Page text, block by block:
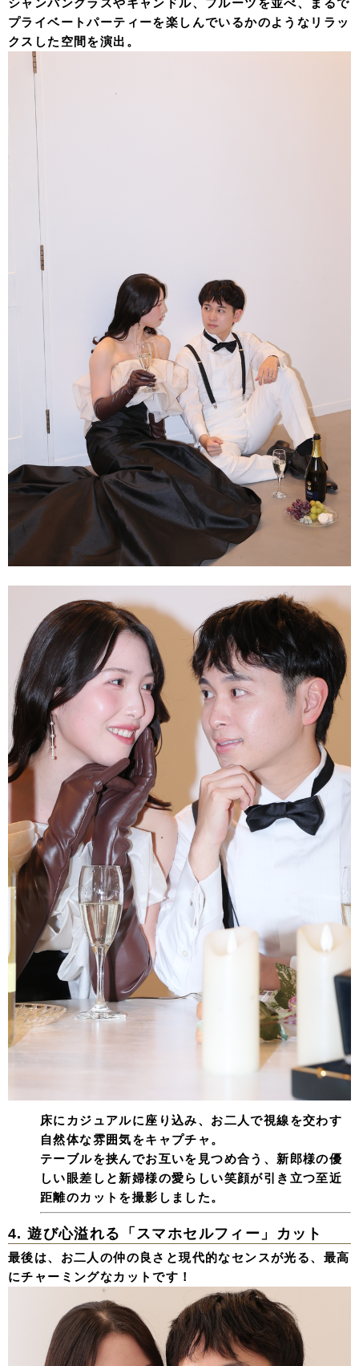
シャンパングラスやキャンドル、フルーツを並べ、まるで
プライベートパーティーを楽しんでいるかのようなリラッ
クスした空間を演出。
床にカジュアルに座り込み、お二人で視線を交わす
自然体な雰囲気をキャプチャ。
テーブルを挟んでお互いを見つめ合う、新郎様の優
しい眼差しと新婦様の愛らしい笑顔が引き立つ至近
距離のカットを撮影しました。
4. 遊び心溢れる「スマホセルフィー」カット
最後は、お二人の仲の良さと現代的なセンスが光る、最高
にチャーミングなカットです！